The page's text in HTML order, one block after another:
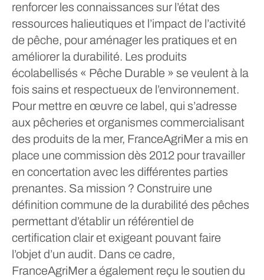
renforcer les connaissances sur l’état des
ressources halieutiques et l’impact de l’activité
de pêche, pour aménager les pratiques et en
améliorer la durabilité. Les produits
écolabellisés « Pêche Durable » se veulent à la
fois sains et respectueux de l’environnement.
Pour mettre en œuvre ce label, qui s’adresse
aux pêcheries et organismes commercialisant
des produits de la mer, FranceAgriMer a mis en
place une commission dès 2012 pour travailler
en concertation avec les différentes parties
prenantes. Sa mission ? Construire une
définition commune de la durabilité des pêches
permettant d’établir un référentiel de
certification clair et exigeant pouvant faire
l’objet d’un audit. Dans ce cadre,
FranceAgriMer a également reçu le soutien du